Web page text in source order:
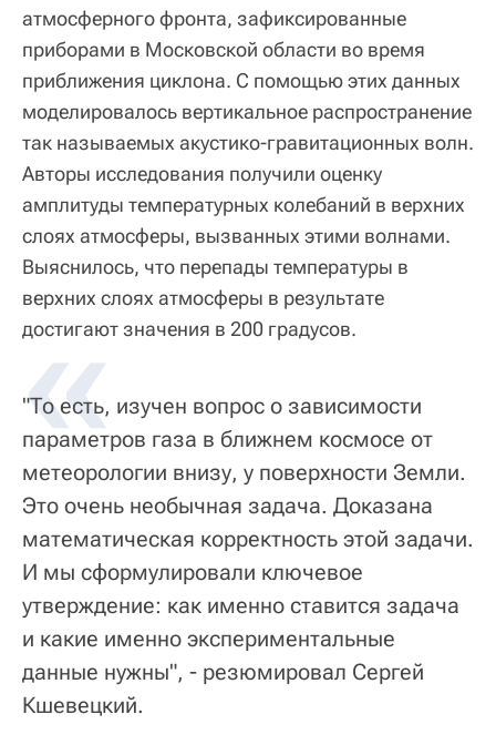
атмосферного фронта, зафиксированные
приборами в Московской области во время
приближения циклона. С помощью этих данных
моделировалось вертикальное распространение
так называемых акустико-гравитационных волн.
Авторы исследования получили оценку
амплитуды температурных колебаний в верхних
слоях атмосферы, вызванных этими волнами.
Выяснилось, что перепады температуры в
верхних слоях атмосферы в результате
достигают значения в 200 градусов.
«
"То есть, изучен вопрос о зависимости
параметров газа в ближнем космосе от
метеорологии внизу, у поверхности Земли.
Это очень необычная задача. Доказана
математическая корректность этой задачи.
И мы сформулировали ключевое
утверждение: как именно ставится задача
и какие именно экспериментальные
данные нужны", - резюмировал Сергей
Кшевецкий.